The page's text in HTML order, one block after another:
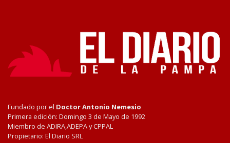
Fundado por el Doctor Antonio Nemesio
Primera edición: Domingo 3 de Mayo de 1992
Miembro de ADIRA,ADEPA y CPPAL
Propietario: El Diario SRL